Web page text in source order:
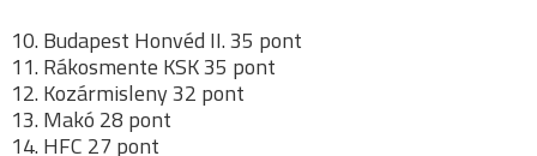
10. Budapest Honvéd II. 35 pont
11. Rákosmente KSK 35 pont
12. Kozármisleny 32 pont
13. Makó 28 pont
14. HFC 27 pont